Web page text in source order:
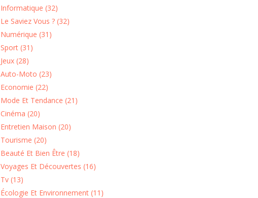
Informatique (32)
Le Saviez Vous ? (32)
Numérique (31)
Sport (31)
Jeux (28)
Auto-Moto (23)
Economie (22)
Mode Et Tendance (21)
Cinéma (20)
Entretien Maison (20)
Tourisme (20)
Beauté Et Bien Être (18)
Voyages Et Découvertes (16)
Tv (13)
Écologie Et Environnement (11)